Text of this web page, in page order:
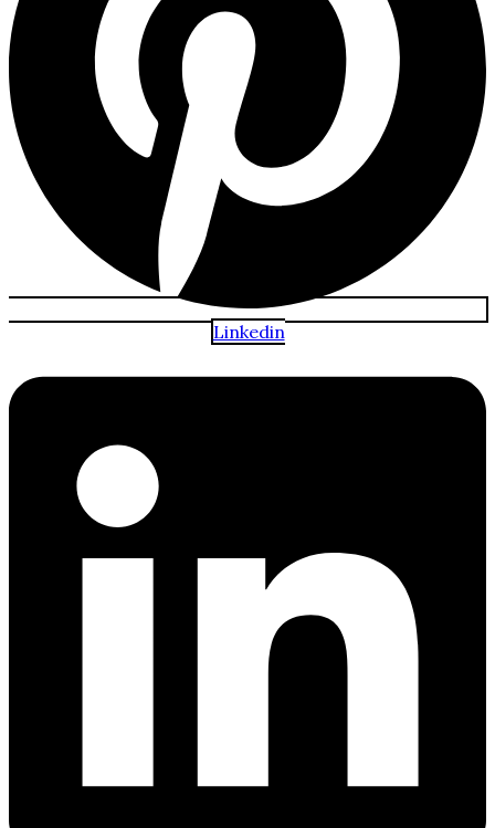
Linkedin